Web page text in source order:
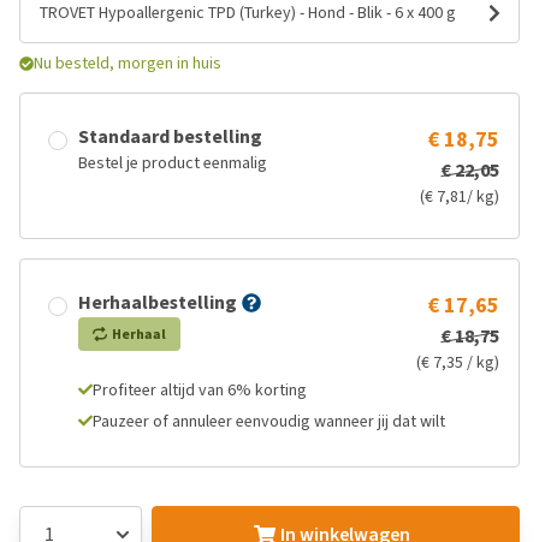
TROVET Hypoallergenic TPD (Turkey) - Hond - Blik - 6 x 400 g
Nu besteld, morgen in huis
Standaard bestelling
Bestel je product eenmalig
€ 18,75
€ 22,05
(€ 7,81/ kg)
Herhaalbestelling
Herhaal
€ 17,65
€ 18,75
(€ 7,35 / kg)
Profiteer altijd van 6% korting
Pauzeer of annuleer eenvoudig wanneer jij dat wilt
In winkelwagen